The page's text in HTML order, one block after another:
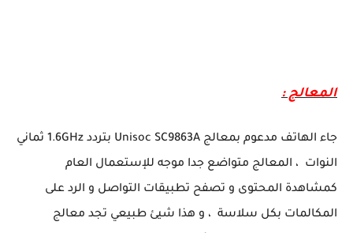
المعالج :
جاء الهاتف مدعوم بمعالج Unisoc SC9863A بتردد 1.6GHz ثماني
النوات ، المعالج متواضع جدا موجه للإستعمال العام
كمشاهدة المحتوى و تصفح تطبيقات التواصل و الرد على
المكالمات بكل سلاسة ، و هذا شيئ طبيعي تجد معالج